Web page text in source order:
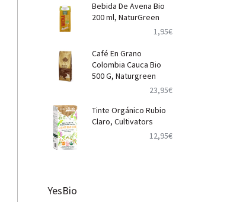
Bebida De Avena Bio
200 ml, NaturGreen
1,95€
Café En Grano
Colombia Cauca Bio
500 G, Naturgreen
23,95€
Tinte Orgánico Rubio
Claro, Cultivators
12,95€
YesBio